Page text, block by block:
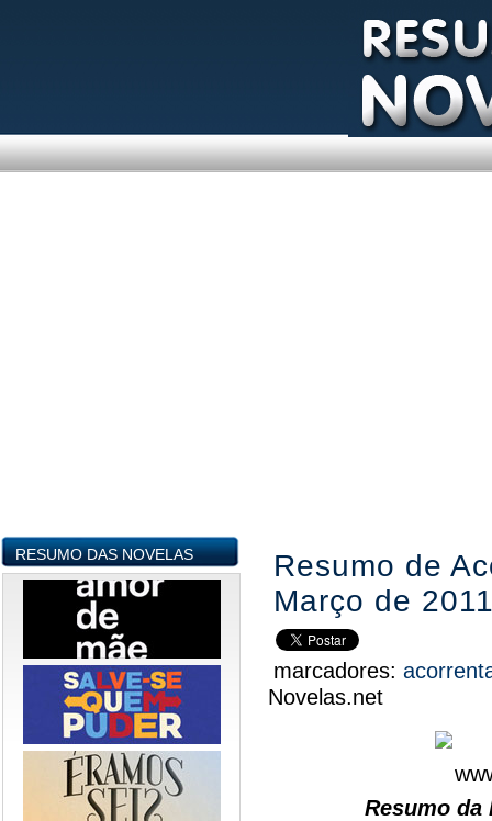
RESUMO DAS NOVELAS
Resumo de
Março de
marcadores:
Novelas.net
Resumo da